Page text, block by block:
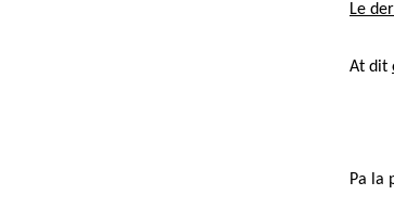
Le
At dit
Pa la